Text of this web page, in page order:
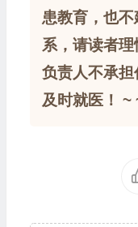
患教育，也
系，请读者
负责人不承
及时就医！ ~